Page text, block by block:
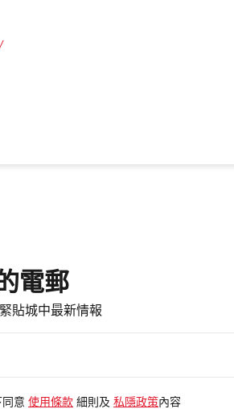
電郵
貼城中最新情報
意 使用條款 細則及 私隱政策 內容